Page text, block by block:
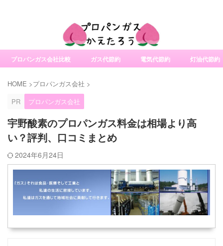
プロパンガス会社比較 ガス代節約 電気代節約 灯油代節約
HOME >プロパンガス会社 >
PR
プロパンガス会社
宇野酸素のプロパンガス料金は相場より高
い？評判、口コミまとめ
2024年6月24日